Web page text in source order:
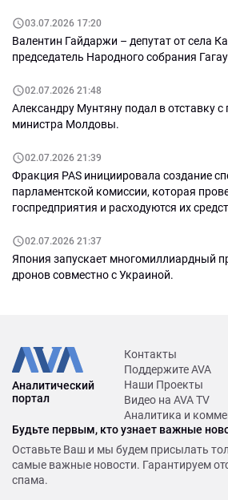
03.07.2026 17:20
Валентин Гайдаржи – депутат от села
председатель Народного собрания
02.07.2026 21:48
Александру Мунтяну подал в отставку с
министра Молдовы.
02.07.2026 21:39
Фракция PAS инициировала создание
парламентской комиссии, которая
госпредприятия и расходуются их
02.07.2026 21:37
Япония запускает многомиллиардный
дронов совместно с Украиной.
Аналитический
портал
Контакты
Поддержите AVA
Наши Проекты
Видео на AVA TV
Аналитика и
Будьте первым, кто узнает важные
Оставьте Ваш и мы будем присылать
самые важные новости. Гарантируем
спама.